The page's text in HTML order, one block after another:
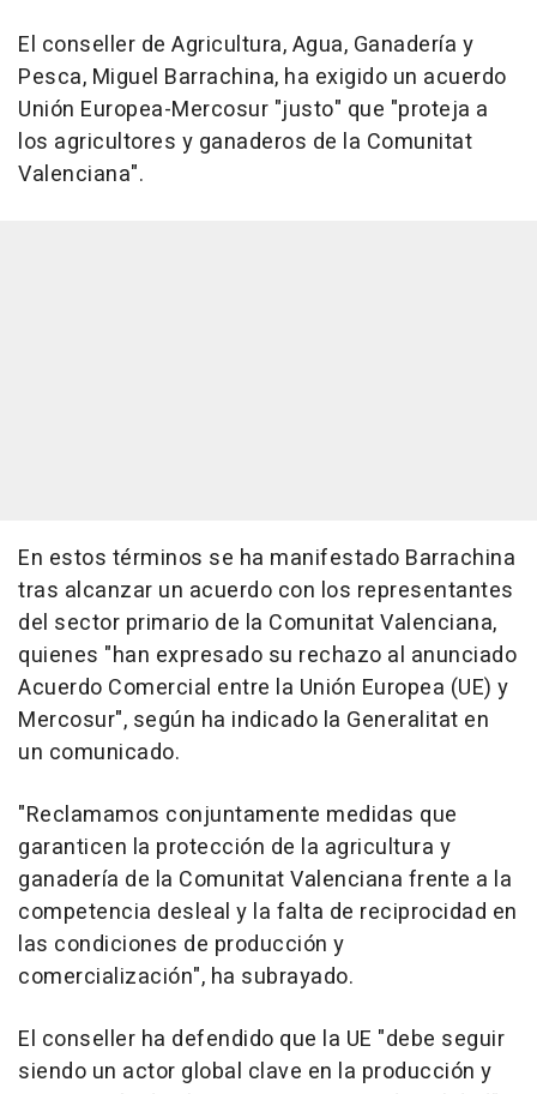
El conseller de Agricultura, Agua, Ganadería y
Pesca, Miguel Barrachina, ha exigido un acuerdo
Unión Europea-Mercosur "justo" que "proteja a
los agricultores y ganaderos de la Comunitat
Valenciana".
En estos términos se ha manifestado Barrachina
tras alcanzar un acuerdo con los representantes
del sector primario de la Comunitat Valenciana,
quienes "han expresado su rechazo al anunciado
Acuerdo Comercial entre la Unión Europea (UE) y
Mercosur", según ha indicado la Generalitat en
un comunicado.
"Reclamamos conjuntamente medidas que
garanticen la protección de la agricultura y
ganadería de la Comunitat Valenciana frente a la
competencia desleal y la falta de reciprocidad en
las condiciones de producción y
comercialización", ha subrayado.
El conseller ha defendido que la UE "debe seguir
siendo un actor global clave en la producción y